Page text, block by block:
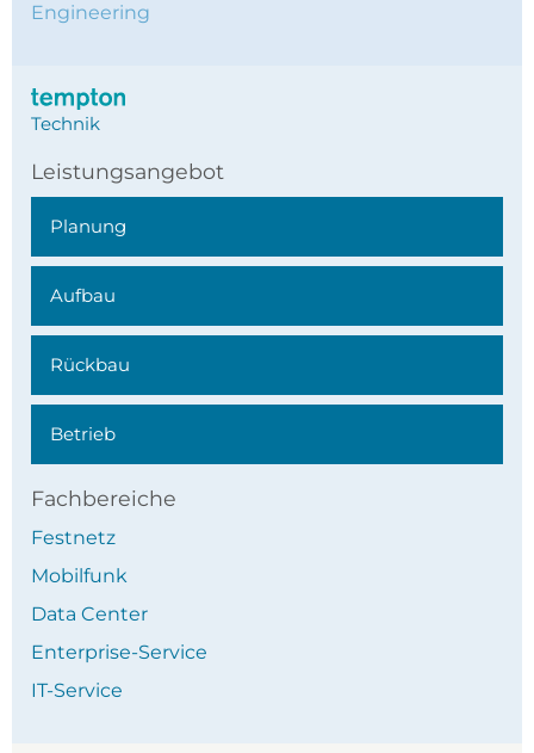
Engineering
Technik
Leistungsangebot
Planung
Aufbau
Rückbau
Betrieb
Fachbereiche
Festnetz
Mobilfunk
Data Center
Enterprise-Service
IT-Service